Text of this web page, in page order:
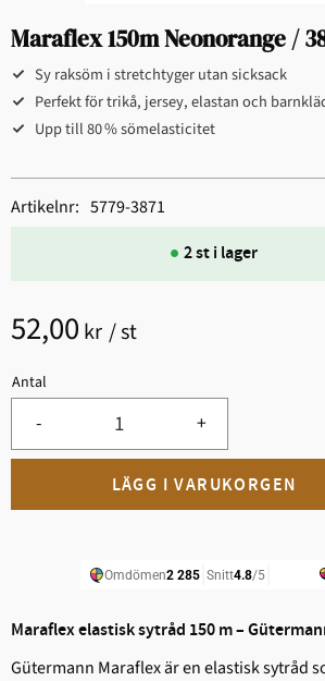
Maraflex 150m Neonorange /
Sy raksöm i stretchtyger utan sicksack
Perfekt för trikå, jersey, elastan och
Upp till 80 % sömelasticitet
52,00 kr /st
Antal
+
-
2 st i lager
Artikelnr 5779-3871
Maraflex elastisk sytråd 150 m –
Gütermann Maraflex är en elastisk sytråd